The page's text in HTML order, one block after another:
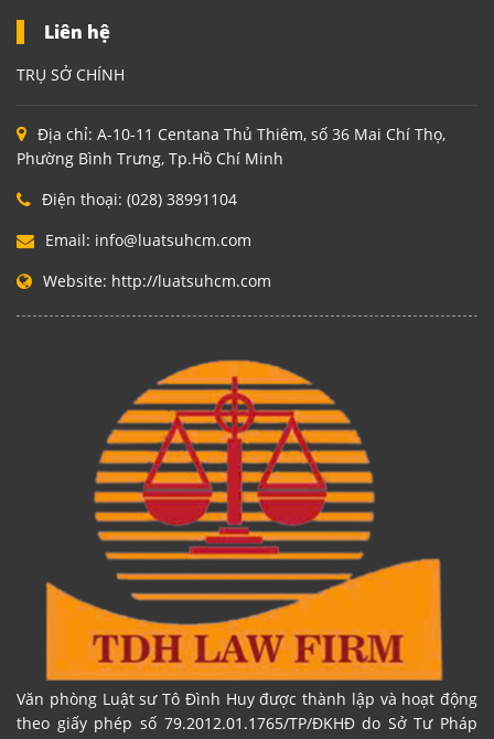
Liên hệ
TRỤ SỞ CHÍNH
Địa chỉ: A-10-11 Centana Thủ Thiêm, số 36 Mai Chí Thọ,
Phường Bình Trưng, Tp.Hồ Chí Minh
Điện thoại: (028) 38991104
Email: info@luatsuhcm.com
Website: http://luatsuhcm.com
Văn phòng Luật sư Tô Đình Huy được thành lập và hoạt động
theo giấy phép số 79.2012.01.1765/TP/ĐKHĐ do Sở Tư Pháp